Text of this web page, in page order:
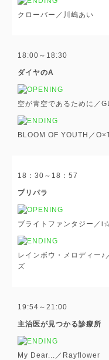
クローバー／川嶋あい
18:00～18:30
ダイヤのA
空が青空であるために／
BLOOM OF YOUTH／
18：30～18：57
プリパラ
ブライトファンタジー／
レインボウ・メロディー
ズ
19:54～21:00
主治医が見つかる診療所
My Dear...／Rayflower